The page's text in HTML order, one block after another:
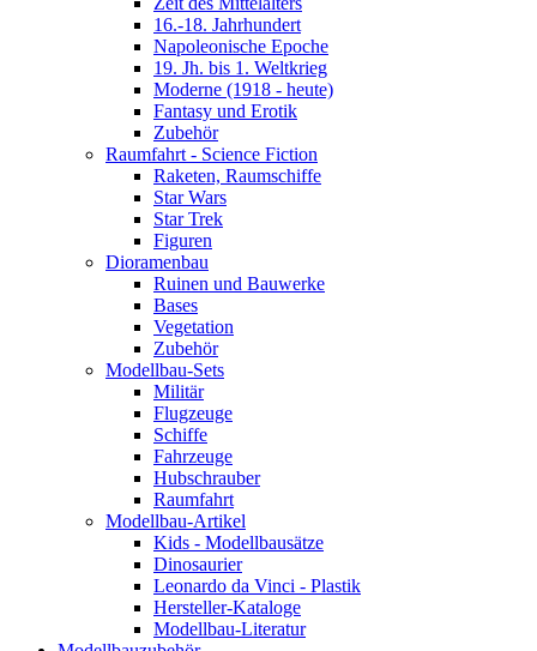
16.-18. Jahrhundert
Napoleonische Epoche
19. Jh. bis 1. Weltkrieg
Moderne (1918 - heute)
Fantasy und Erotik
Zubehör
Raumfahrt - Science Fiction
Raketen, Raumschiffe
Star Wars
Star Trek
Figuren
Dioramenbau
Ruinen und Bauwerke
Bases
Vegetation
Zubehör
Modellbau-Sets
Militär
Flugzeuge
Schiffe
Fahrzeuge
Hubschrauber
Raumfahrt
Modellbau-Artikel
Kids - Modellbausätze
Dinosaurier
Leonardo da Vinci - Plastik
Hersteller-Kataloge
Modellbau-Literatur